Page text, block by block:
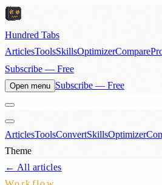
Hundred Tabs
ArticlesToolsSkillsOptimizerCompare
Subscribe — Free
Open menu Subscribe — Free
ArticlesToolsConvertSkillsOptimizer
Theme
← All articles